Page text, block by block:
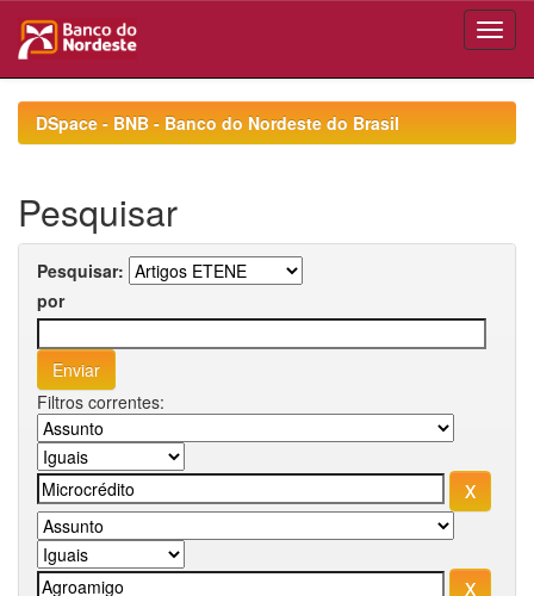
navigationDSpace - BNB - Banco do Nordeste do Brasil
Pesquisar
Pesquisar:
por
Filtros correntes: